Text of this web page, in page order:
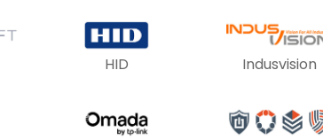
HID Indusvision